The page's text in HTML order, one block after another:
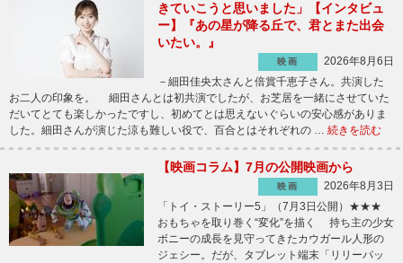
きていこうと思いました」【インタビュ
ー】『あの星が降る丘で、君とまた出会
いたい。』
映画
2026年8月6日
－細田佳央太さんと倍賞千恵子さん。共演した
お二人の印象を。 細田さんとは初共演でしたが、お芝居を一緒にさせていた
だいてとても楽しかったですし、初めてとは思えないぐらいの安心感がありま
した。細田さんが演じた涼も難しい役で、百合とはそれぞれの … 続きを読む
【映画コラム】7月の公開映画から
映画
2026年8月3日
「トイ・ストーリー5」（7月3日公開）★★★
おもちゃを取り巻く“変化”を描く 持ち主の少女
ボニーの成長を見守ってきたカウガール人形の
ジェシー。だが、タブレット端末「リリーパッ